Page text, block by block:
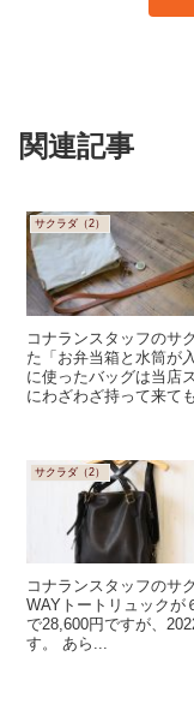
関連記事
サクラダ（2）
コナランスタッフのサ
た「お弁当箱と水筒が
に使ったバッグは当店
にわざわざ持って来て
サクラダ（2）
コナランスタッフのサ
WAYトートリュックが
で28,600円ですが、
す。 あら...